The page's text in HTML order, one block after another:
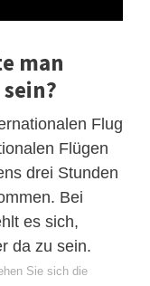
man
Flug
Flügen
drei Stunden
Bei
es sich,
da zu sein.
Sie sich die